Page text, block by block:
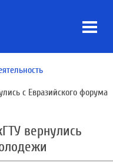
с Евразийского форума
вернулись